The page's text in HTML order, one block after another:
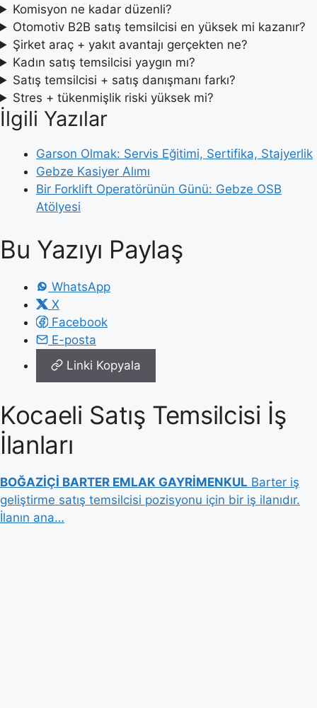
Komisyon ne kadar düzenli?
Otomotiv B2B satış temsilcisi en yüksek mi kazanır?
Şirket araç + yakıt avantajı gerçekten ne?
Kadın satış temsilcisi yaygın mı?
Satış temsilcisi + satış danışmanı farkı?
Stres + tükenmişlik riski yüksek mi?
İlgili Yazılar
Garson Olmak: Servis Eğitimi, Sertifika, Stajyerlik
Gebze Kasiyer Alımı
Bir Forklift Operatörünün Günü: Gebze OSB
Atölyesi
Bu Yazıyı Paylaş
WhatsApp
X
Facebook
E-posta
Linki Kopyala
Kocaeli Satış Temsilcisi İş
İlanları
BOĞAZİÇİ BARTER EMLAK GAYRİMENKUL Barter iş
geliştirme satış temsilcisi pozisyonu için bir iş ilanıdır.
İlanın ana…